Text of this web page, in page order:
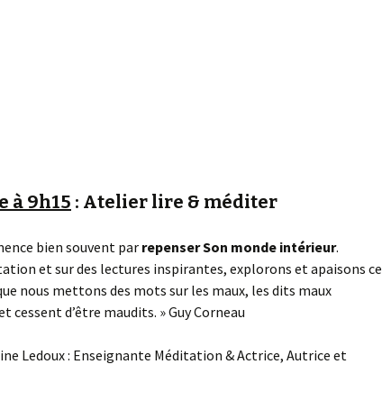
à 9h15 : Atelier lire & méditer
bien souvent parrepenser Son monde intérieur.
et sur des lectures inspirantes, explorons et apaisons ce
nous mettons des mots sur les maux, les dits maux
cessent d’être maudits. » Guy Corneau
Ledoux : Enseignante Méditation & Actrice, Autrice et